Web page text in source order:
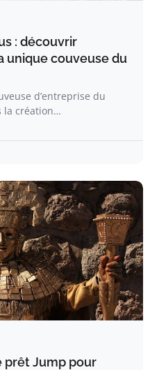
: découvrir
unique couveuse du
d’entreprise du
la création…
prêt Jump pour